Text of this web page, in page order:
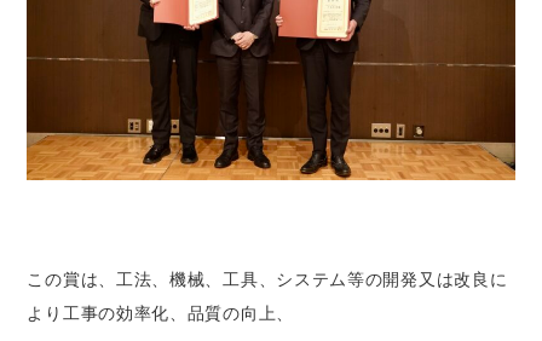
この賞は、工法、機械、工具、システム等の開発又は改良に
より工事の効率化、品質の向上、